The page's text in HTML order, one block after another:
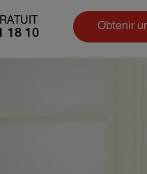
18 10
Obtenir